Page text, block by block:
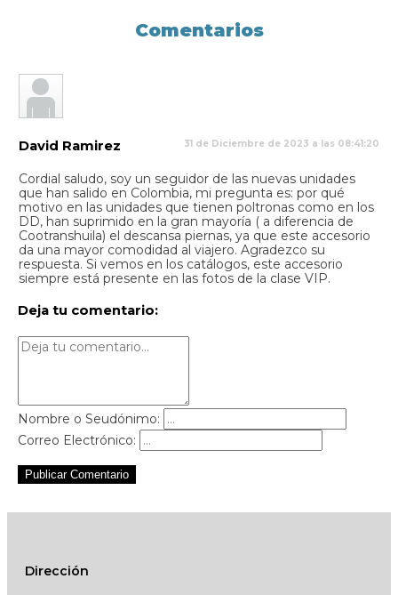
Comentarios
David Ramirez 31 de Diciembre de 2023 a las 08:41:20
Cordial saludo, soy un seguidor de las nuevas unidades
que han salido en Colombia, mi pregunta es: por qué
motivo en las unidades que tienen poltronas como en los
DD, han suprimido en la gran mayoría ( a diferencia de
Cootranshuila) el descansa piernas, ya que este accesorio
da una mayor comodidad al viajero. Agradezco su
respuesta. Si vemos en los catálogos, este accesorio
siempre está presente en las fotos de la clase VIP.
Deja tu comentario:
Nombre o Seudónimo:
Correo Electrónico:
Publicar Comentario
Dirección